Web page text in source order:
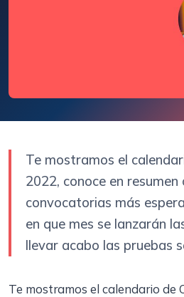
Te mostramos el
2022, conoce en resumen
convocatorias más
en que mes se lanzarán
llevar acabo las pruebas
Te mostramos el calendario de